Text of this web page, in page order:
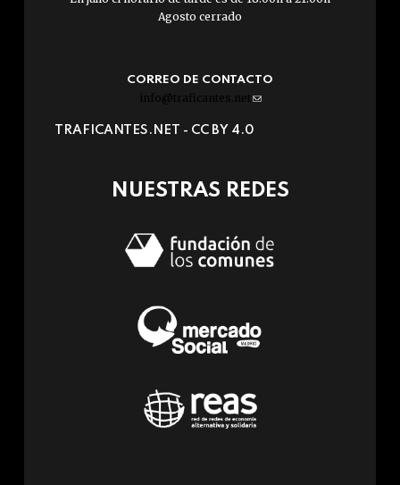
Agosto cerrado
CORREO DE CONTACTO
info@traficantes.net (link
e-
TRAFICANTES.NET - CC BY 4.0
NUESTRAS REDES